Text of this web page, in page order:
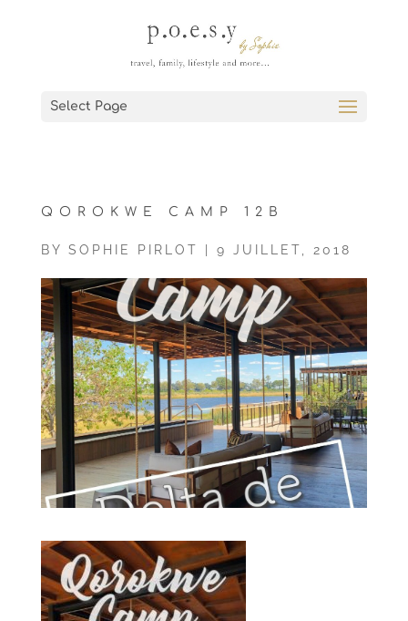
Select Page
QOROKWE CAMP 12B
BY SOPHIE PIRLOT 9 JUILLET, 2018